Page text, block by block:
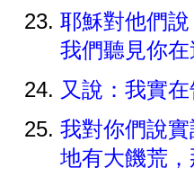
耶穌對他們
我們聽見你
又說：我實
我對你們說
地有大饑荒